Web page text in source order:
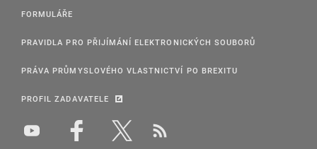
FORMULÁŘE
PRAVIDLA PRO PŘIJÍMÁNÍ ELEKTRONICKÝCH SOUBORŮ
PRÁVA PRŮMYSLOVÉHO VLASTNICTVÍ PO BREXITU
PROFIL ZADAVATELE